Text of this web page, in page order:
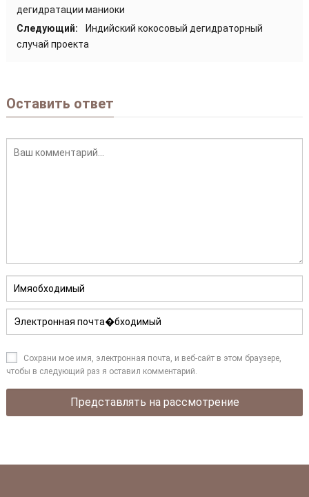
дегидратации маниоки
Следующий:
Индийский кокосовый дегидраторный
случай проекта
Оставить ответ
Сохрани мое имя, электронная почта, и веб-сайт в этом браузере,
чтобы в следующий раз я оставил комментарий.